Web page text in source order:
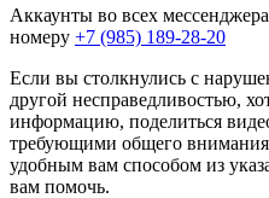
Аккаунты во всех
номеру +7 (985) 189-28-20
Если вы столкнулись с
другой несправедливостью,
информацию, поделиться
требующими общего
удобным вам способом из
вам помочь.